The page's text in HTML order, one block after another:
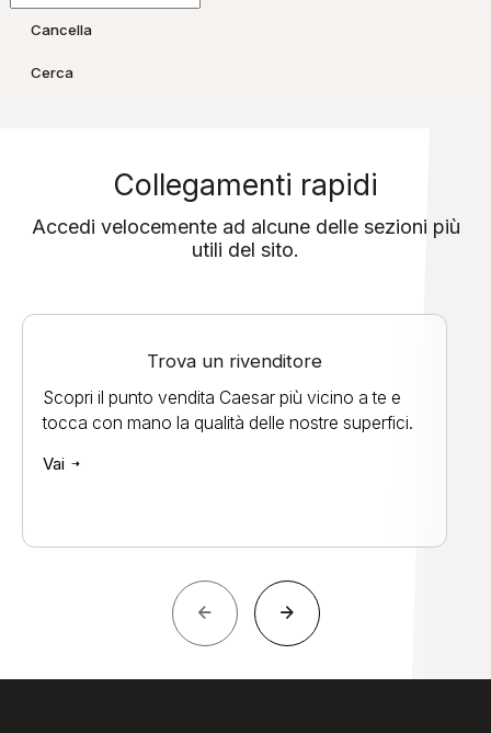
Cancella
Cerca
Collegamenti rapidi
Accedi velocemente ad alcune delle sezioni più
utili del sito.
Trova un rivenditore
Scopri il punto vendita Caesar più vicino a te e
tocca con mano la qualità delle nostre superfici.
Vai